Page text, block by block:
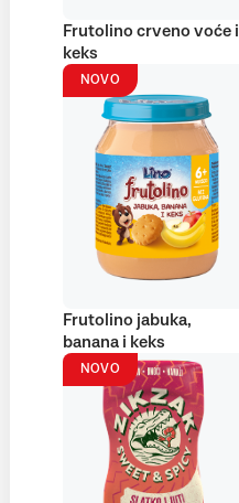
Frutolino crveno voće i
keks
NOVO
Frutolino jabuka,
banana i keks
NOVO